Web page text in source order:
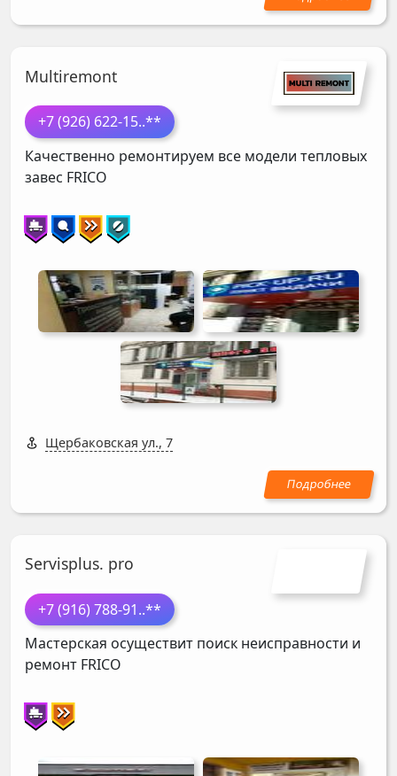
Multiremont
+7 (926) 622-15..**
Качественно ремонтируем все модели тепловых
завес FRICO
Щербаковская ул., 7
Servisplus. pro
+7 (916) 788-91..**
Мастерская осуществит поиск неисправности и
ремонт FRICO